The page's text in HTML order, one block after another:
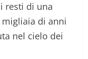
resti di una
di anni
nel cielo dei